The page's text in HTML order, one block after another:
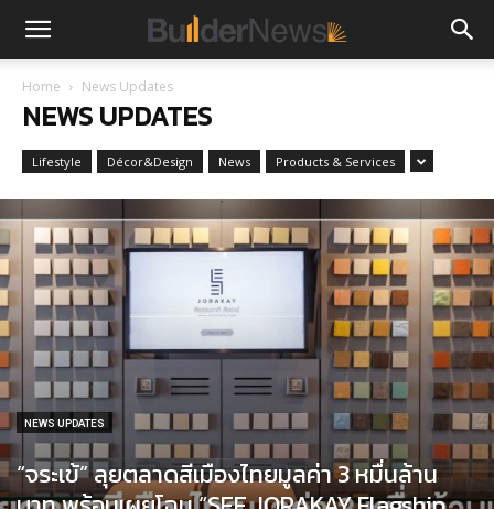
Home News Updates
NEWS UPDATES
Lifestyle Décor&Design News Products & Services
NEWS UPDATES
“จระเข้” ลุยตลาดสีเมืองไทยมูลค่า 3 หมื่นล้าน